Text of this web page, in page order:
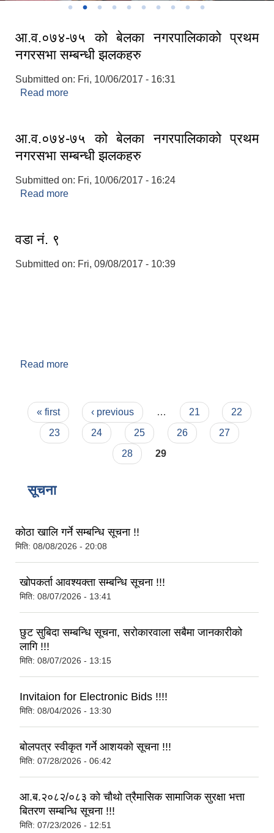
आ.व.०७४-७५ को बेलका नगरपालिकाको प्रथम
नगरसभा सम्बन्धी झलकहरु
Submitted on: Fri, 10/06/2017 - 16:31
Read more
आ.व.०७४-७५ को बेलका नगरपालिकाको प्रथम
नगरसभा सम्बन्धी झलकहरु
Submitted on: Fri, 10/06/2017 - 16:24
Read more
वडा नं. ९
Submitted on: Fri, 09/08/2017 - 10:39
Read more
Pages
« first ‹ previous … 21
22
23
24 25 26
27
28
29
सूचना
कोठा खालि गर्ने सम्बन्धि सूचना !!
मिति: 08/08/2026 - 20:08
खोपकर्ता आवश्यक्ता सम्बन्धि सूचना !!!
मिति: 08/07/2026 - 13:41
छुट सुबिदा सम्बन्धि सूचना, सरोकारवाला सबैमा जानकारीको
लागि !!!
मिति: 08/07/2026 - 13:15
Invitaion for Electronic Bids !!!!
मिति: 08/04/2026 - 13:30
बोलपत्र स्वीकृत गर्ने आशयको सूचना !!!
मिति: 07/28/2026 - 06:42
आ.ब.२०८२/०८३ को चौथो त्रैमासिक सामाजिक सुरक्षा भत्ता
बितरण सम्बन्धि सूचना !!!
मिति: 07/23/2026 - 12:51